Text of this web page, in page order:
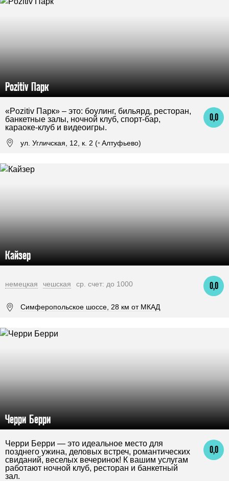
Pozitiv Парк
0,0
«Pozitiv Парк» – это: боулинг, бильярд, ресторан,
банкетные залы, ночной клуб, спорт-бар,
караоке-клуб и видеоигры.
ул. Угличская, 12, к. 2 (•Алтуфьево)
Кайзер
0,0
немецкая чешская ср. счет: до 1000
Симферопольское шоссе, 28 км от МКАД
Черри Берри
0,0
Черри Берри — это идеальное место для
позднего ужина, деловых встреч, романтических
свиданий, веселых вечеринок! К вашим услугам
работают ночной клуб, ресторан и банкетный
зал.